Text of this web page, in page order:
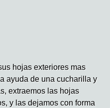
hojas exteriores mas
ayuda de una cucharilla y
extraemos las hojas
y las dejamos con forma